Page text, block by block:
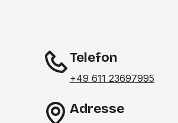
Telefon
+49 611 23697995
Adresse